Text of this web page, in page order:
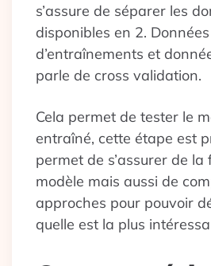
s’assure de séparer les
disponibles en 2. Données
d’entraînements et
parle de cross validation.
Cela permet de tester le
entraîné, cette étape est
permet de s’assurer de la
modèle mais aussi de
approches pour pouvoir
quelle est la plus